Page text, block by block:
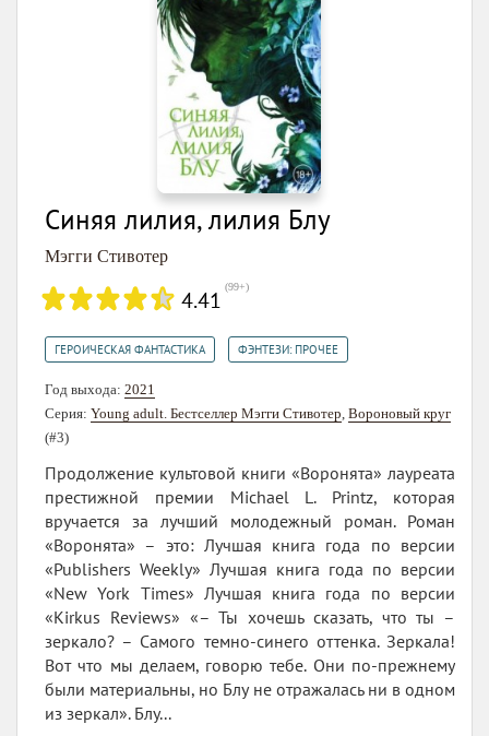
Синяя лилия, лилия Блу
Мэгги Стивотер
4.41 (99+)
ГЕРОИЧЕСКАЯ ФАНТАСТИКА ФЭНТЕЗИ: ПРОЧЕЕ
Год выхода: 2021
Серия: Young adult. Бестселлер Мэгги Стивотер Вороновый круг
(#3)
Продолжение культовой книги «Воронята» лауреата
престижной премии Michael L. Printz, которая
вручается за лучший молодежный роман. Роман
«Воронята» – это: Лучшая книга года по версии
«Publishers Weekly» Лучшая книга года по версии
«New York Times» Лучшая книга года по версии
«Kirkus Reviews» «– Ты хочешь сказать, что ты –
зеркало? – Самого темно-синего оттенка. Зеркала!
Вот что мы делаем, говорю тебе. Они по-прежнему
были материальны, но Блу не отражалась ни в одном
из зеркал». Блу...